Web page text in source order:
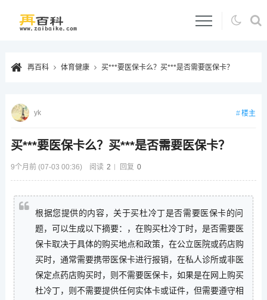
再百科 体育健康 买***要医保卡么？买***是否需要医保卡？
买***要医保卡么？买***是否需要医保卡？
9个月前 (07-03 00:36) 阅读 2 回复 0
yk 楼主
根据您提供的内容，关于买杜冷丁是否需要医保卡的问
题，可以生成以下摘要：，在购买杜冷丁时，是否需要医
保卡取决于具体的购买地点和政策，在公立医院或药店购
买时，通常需要携带医保卡进行报销，在私人诊所或非医
保定点药店购买时，则不需要医保卡，如果是在网上购买
杜冷丁，则不需要提供任何实体卡或证件，但需要遵守相